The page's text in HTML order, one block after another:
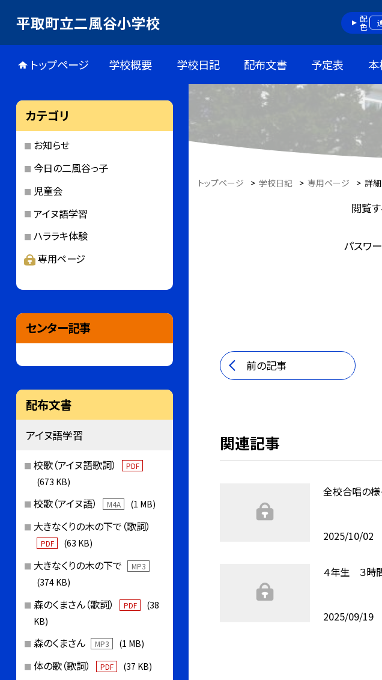
平取町立二風谷小学校 配色
トップページ 学校概要 学校日記 配布文書 予定表
トップページ > 学校日記 > 専用ページ > 詳細
閲覧
パスワ
前の記事
関連記事
全校合唱の
2025/10/02
４年生 ３時
2025/09/19
カテゴリ
お知らせ
今日の二風谷っ子
児童会
アイヌ語学習
ハララキ体験
専用ページ
センター記事
配布文書
アイヌ語学習
校歌（アイヌ語歌詞） PDF
(673 KB)
校歌（アイヌ語） M4A (1 MB)
大きなくりの木の下で（歌詞）
PDF (63 KB)
大きなくりの木の下で MP3
(374 KB)
森のくまさん（歌詞） PDF
(38
KB)
森のくまさん MP3 (1 MB)
体の歌（歌詞） PDF (37 KB)